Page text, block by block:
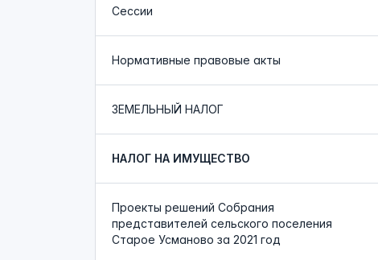
Сессии
Нормативные правовые акты
ЗЕМЕЛЬНЫЙ НАЛОГ
НАЛОГ НА ИМУЩЕСТВО
Проекты решений Собрания
представителей сельского поселения
Старое Усманово за 2021 год